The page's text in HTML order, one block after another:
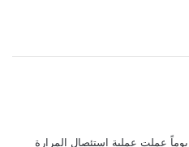
ارجوكم محتاج الى نصيحتكم (( منذ 15يوماً عملت عملية استئصال المرارة